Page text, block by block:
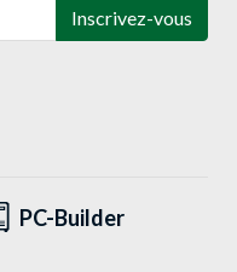
Inscrivez-vous
PC-Builder